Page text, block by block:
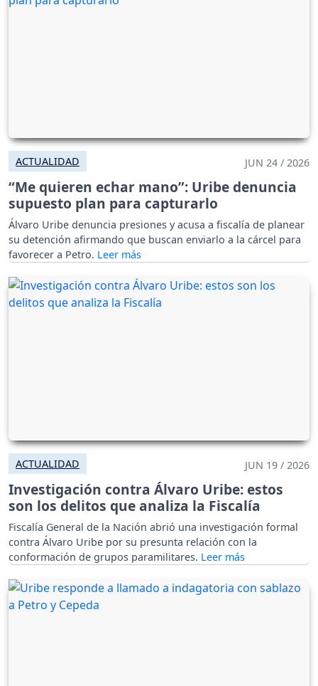
ACTUALIDAD JUN 24 / 2026
“Me quieren echar mano”: Uribe denuncia
supuesto plan para capturarlo
Álvaro Uribe denuncia presiones y acusa a fiscalía de planear
su detención afirmando que buscan enviarlo a la cárcel para
favorecer a Petro.
ACTUALIDAD JUN 19 / 2026
Investigación contra Álvaro Uribe: estos
son los delitos que analiza la Fiscalía
Fiscalía General de la Nación abrió una investigación formal
contra Álvaro Uribe por su presunta relación con la
conformación de grupos paramilitares.